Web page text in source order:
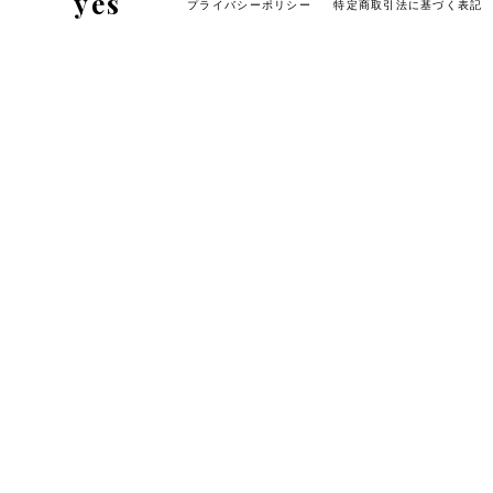
プライバシーポリシー 特定商取引法に基づく表記